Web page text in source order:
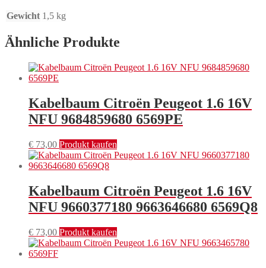
Gewicht 1,5 kg
Ähnliche Produkte
Kabelbaum Citroën Peugeot 1.6 16V
NFU 9684859680 6569PE
€ 73,00 Produkt kaufen
Kabelbaum Citroën Peugeot 1.6 16V
NFU 9660377180 9663646680 6569Q8
€ 73,00 Produkt kaufen